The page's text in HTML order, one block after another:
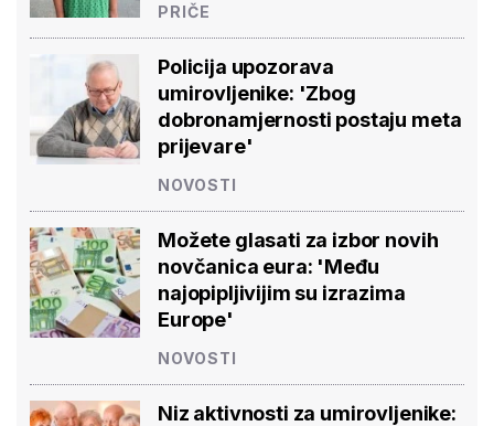
PRIČE
Policija upozorava
umirovljenike: 'Zbog
dobronamjernosti postaju meta
prijevare'
NOVOSTI
Možete glasati za izbor novih
novčanica eura: 'Među
najopipljivijim su izrazima
Europe'
NOVOSTI
Niz aktivnosti za umirovljenike: